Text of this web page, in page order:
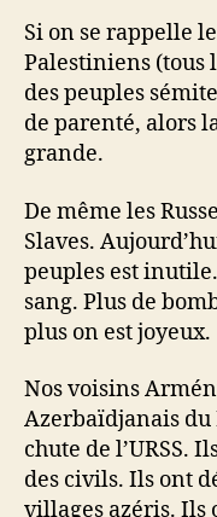
Si on se rappelle
Palestiniens (tous
des peuples
de parenté, alors
grande.
De même les
Slaves.
peuples est
sang. Plus de
plus on est joyeux.
Nos voisins
Azerbaïdjanais
chute de l’URSS.
des civils. Ils ont
villages azéris. Ils